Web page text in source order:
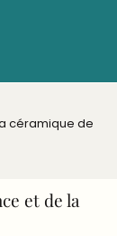
céramique de
et de la